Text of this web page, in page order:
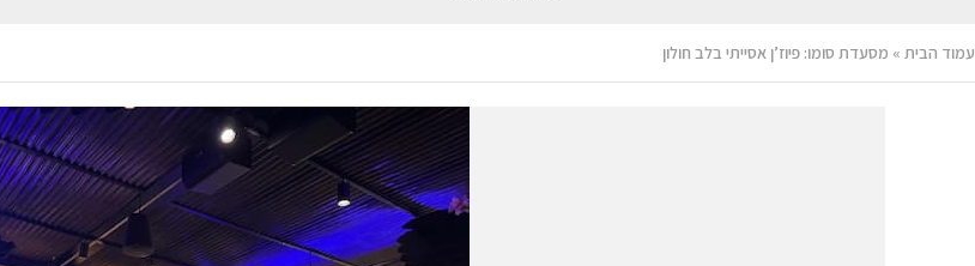
עמוד הבית » מסעדת סומו: פיוז’ן אסייתי בלב חולון